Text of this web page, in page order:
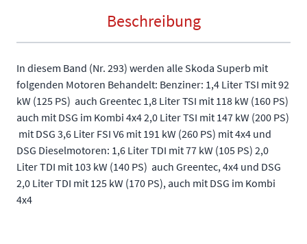
Beschreibung
In diesem Band (Nr. 293) werden alle Skoda Superb mit
folgenden Motoren Behandelt: Benziner: 1,4 Liter TSI mit 92
kW (125 PS)  auch Greentec 1,8 Liter TSI mit 118 kW (160 PS) 
auch mit DSG im Kombi 4x4 2,0 Liter TSI mit 147 kW (200 PS)
 mit DSG 3,6 Liter FSI V6 mit 191 kW (260 PS) mit 4x4 und
DSG Dieselmotoren: 1,6 Liter TDI mit 77 kW (105 PS) 2,0
Liter TDI mit 103 kW (140 PS)  auch Greentec, 4x4 und DSG
2,0 Liter TDI mit 125 kW (170 PS), auch mit DSG im Kombi
4x4